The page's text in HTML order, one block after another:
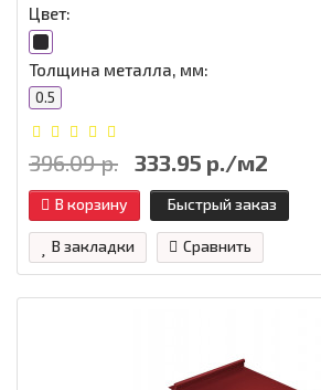
Цвет:
Толщина металла, мм:
0.5
396.09 р. 333.95 р./м2
В корзину Быстрый заказ
В закладки Сравнить